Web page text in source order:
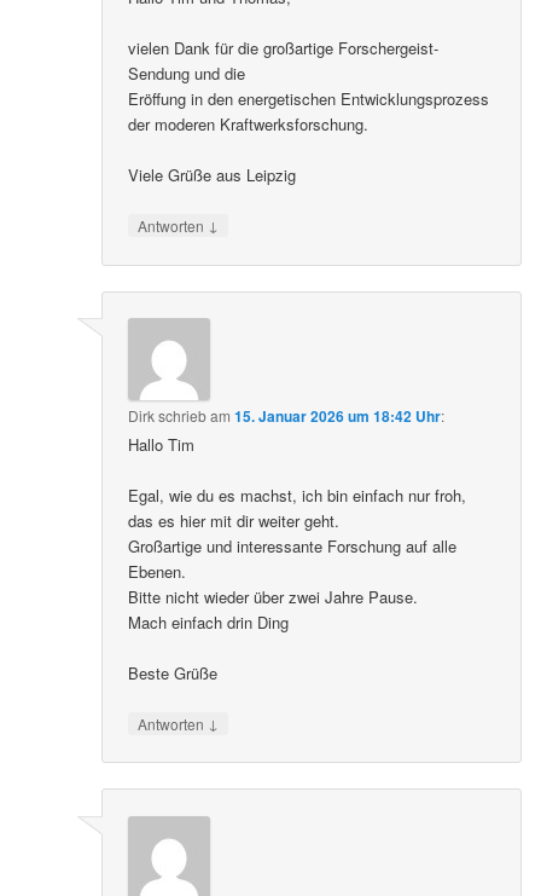
vielen Dank für die großartige Forschergeist-
Sendung und die
Eröffung in den energetischen Entwicklungsprozess
der moderen Kraftwerksforschung.
Viele Grüße aus Leipzig
Antworten ↓
Dirkschriebam15. Januar 2026 um 18:42 Uhr:
Hallo Tim
Egal, wie du es machst, ich bin einfach nur froh,
das es hier mit dir weiter geht.
Großartige und interessante Forschung auf alle
Ebenen.
Bitte nicht wieder über zwei Jahre Pause.
Mach einfach drin Ding
Beste Grüße
Antworten ↓